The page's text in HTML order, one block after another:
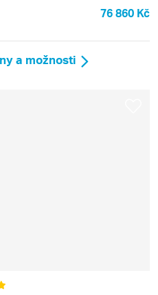
76 860 Kč
a možnosti